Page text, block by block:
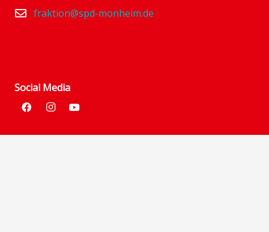
fraktion@spd-monheim.de
Social Media